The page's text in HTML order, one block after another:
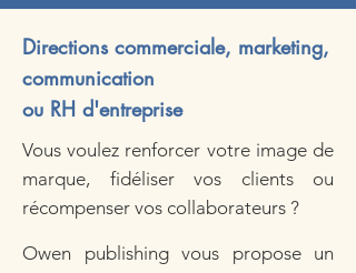
Directions commerciale, marketing,
communication
ou RH d'entreprise
Vous voulez renforcer votre image de
marque, fidéliser vos clients ou
récompenser vos collaborateurs ? ​
Owen publishing vous propose un